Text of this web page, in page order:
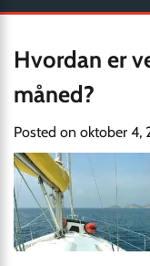
Hvordan er
måned?
Posted on oktober 4,